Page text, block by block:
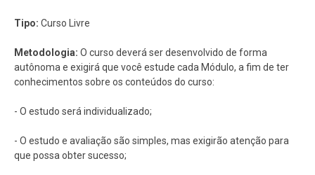
Tipo: Curso Livre
Metodologia: O curso deverá ser desenvolvido de forma
autônoma e exigirá que você estude cada Módulo, a fim de ter
conhecimentos sobre os conteúdos do curso:
- O estudo será individualizado;
- O estudo e avaliação são simples, mas exigirão atenção para
que possa obter sucesso;